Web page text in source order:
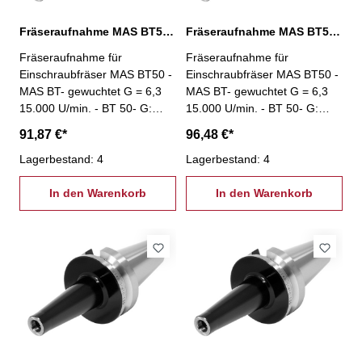
Fräseraufnahme MAS BT50, M10 / L: 100 mm
Fräseraufnahme für
Einschraubfräser MAS BT50 -
MAS BT- gewuchtet G = 6,3
15.000 U/min. - BT 50- G:
91,87 €*
Lagerbestand: 4
In den Warenkorb
Fräseraufnahme MAS BT50, M10 / L: 150 mm
Fräseraufnahme für
Einschraubfräser MAS BT50 -
MAS BT- gewuchtet G = 6,3
15.000 U/min. - BT 50- G:
96,48 €*
Lagerbestand: 4
In den Warenkorb